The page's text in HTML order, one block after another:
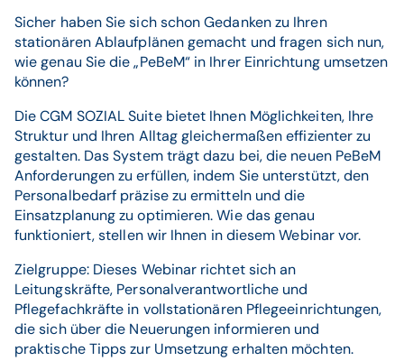
Sicher haben Sie sich schon Gedanken zu Ihren
stationären Ablaufplänen gemacht und fragen sich nun,
wie genau Sie die „PeBeM“ in Ihrer Einrichtung umsetzen
können?
Die CGM SOZIAL Suite bietet Ihnen Möglichkeiten, Ihre
Struktur und Ihren Alltag gleichermaßen effizienter zu
gestalten. Das System trägt dazu bei, die neuen PeBeM
Anforderungen zu erfüllen, indem Sie unterstützt, den
Personalbedarf präzise zu ermitteln und die
Einsatzplanung zu optimieren. Wie das genau
funktioniert, stellen wir Ihnen in diesem Webinar vor.
Zielgruppe: Dieses Webinar richtet sich an
Leitungskräfte, Personalverantwortliche und
Pflegefachkräfte in vollstationären Pflegeeinrichtungen,
die sich über die Neuerungen informieren und
praktische Tipps zur Umsetzung erhalten möchten.